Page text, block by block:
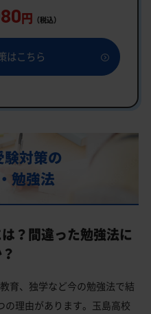
イン家庭教師「いつでも
点の目安
ス
円 （税込）
はこちら
対策の
勉強法
？間違った勉強法に
育、独学など今の勉強法で結
の理由があります。玉島高校